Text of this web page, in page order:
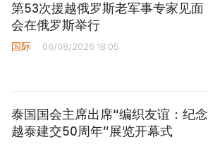
第53次援越俄罗斯老军事专家见面
会在俄罗斯举行
国际 06/08/2026 18:05
泰国国会主席出席“编织友谊：纪念
越泰建交50周年”展览开幕式